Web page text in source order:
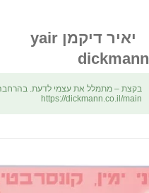
יאיר דיקמן yair
dickmann
בקצת – מתמלל את עצמי לדעת.
https://dickmann.co.il/main